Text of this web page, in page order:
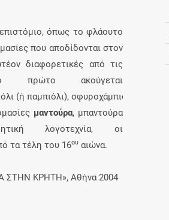
όπως το φλάουτο
που αποδίδονται στον
διαφορετικές από τις
πρώτο ακούγεται
(ή παμπιόλι), σφυροχάμπιουλο
μαντούρα, μπαντούρα
λογοτεχνία, οι
τα τέλη του 16ου αιώνα.
ΣΤΗΝ ΚΡΗΤΗ», Αθήνα 2004